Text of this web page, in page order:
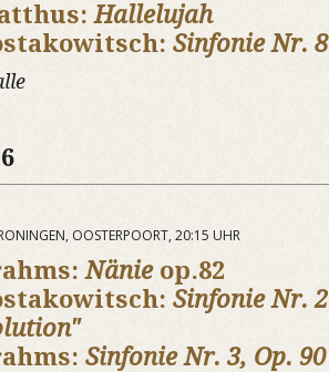
Hallelujah
Sinfonie Nr. 8
OOSTERPOORT, 20:15 UHR
Nänieop.82
Sinfonie Nr. 2
Sinfonie Nr. 3, Op. 90